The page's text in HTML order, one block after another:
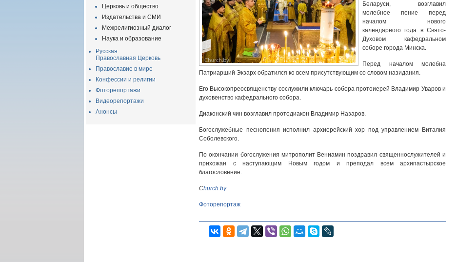
Церковь и общество
Издательства и СМИ
Межрелигиозный диалог
Наука и образование
Русская
Православная Церковь
Православие в мире
Конфессии и религии
Фоторепортажи
Видеорепортажи
Анонсы
Беларуси, возглавил
молебное пение перед
началом нового
календарного года в Свято-
Духовом кафедральном
соборе города Минска.
Перед началом молебна
Патриарший Экзарх обратился ко всем присутствующим со словом назидания.
Его Высокопреосвященству сослужили ключарь собора протоиерей Владимир Уваров и
духовенство кафедрального собора.
Диаконский чин возглавил протодиакон Владимир Назаров.
Богослужебные песнопения исполнил архиерейский хор под управлением Виталия
Соболевского.
По окончании богослужения митрополит Вениамин поздравил священнослужителей и
прихожан с наступающим Новым годом и преподал всем архипастырское
благословение.
Church.by
Фоторепортаж